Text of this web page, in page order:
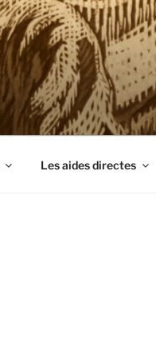
Les aides directes